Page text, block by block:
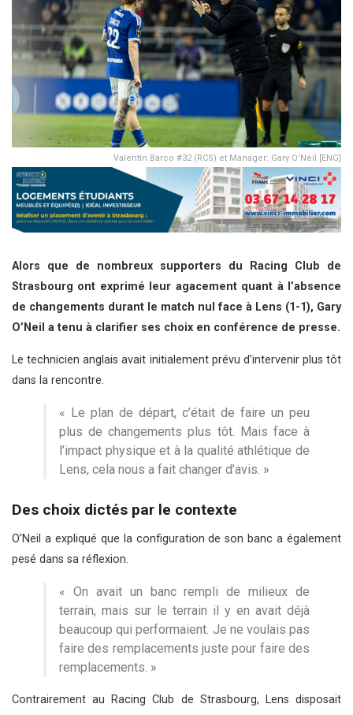
Valentín Barco #32 (RCS) et Manager: Gary O'Neil [ENG]
Alors que de nombreux supporters du Racing Club de
Strasbourg ont exprimé leur agacement quant à l’absence
de changements durant le match nul face à Lens (1-1), Gary
O’Neil a tenu à clarifier ses choix en conférence de presse.
Le technicien anglais avait initialement prévu d’intervenir plus tôt
dans la rencontre.
« Le plan de départ, c’était de faire un peu
plus de changements plus tôt. Mais face à
l’impact physique et à la qualité athlétique de
Lens, cela nous a fait changer d’avis. »
Des choix dictés par le contexte
O’Neil a expliqué que la configuration de son banc a également
pesé dans sa réflexion.
« On avait un banc rempli de milieux de
terrain, mais sur le terrain il y en avait déjà
beaucoup qui performaient. Je ne voulais pas
faire des remplacements juste pour faire des
remplacements. »
Contrairement au Racing Club de Strasbourg, Lens disposait